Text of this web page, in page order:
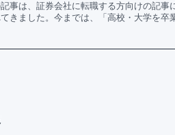
事は、証券会社に転職する方向けの記
きました。今までは、「高校・大学を卒